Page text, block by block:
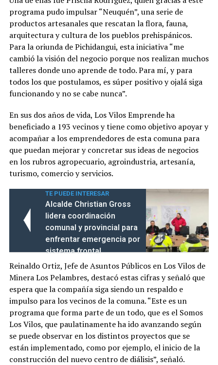
programa pudo impulsar “Neuquén”, una serie de
productos artesanales que rescatan la flora, fauna,
arquitectura y cultura de los pueblos prehispánicos.
Para la oriunda de Pichidangui, esta iniciativa “me
cambió la visión del negocio porque nos realizan muchos
talleres donde uno aprende de todo. Para mí, y para
todos los que postulamos, es súper positivo y ojalá siga
funcionando y no se cabe nunca”.
En sus dos años de vida, Los Vilos Emprende ha
beneficiado a 193 vecinos y tiene como objetivo apoyar y
acompañar a los emprendedores de esta comuna para
que puedan mejorar y concretar sus ideas de negocios
en los rubros agropecuario, agroindustria, artesanía,
turismo, comercio y servicios.
TE PUEDE INTERESAR
Alcalde Christian Gross
lidera coordinación
comunal y provincial para
enfrentar emergencia por
sistema frontal
Reinaldo Ortiz, Jefe de Asuntos Públicos en Los Vilos de
Minera Los Pelambres, destacó estas cifras y señaló que
espera que la compañía siga siendo un respaldo e
impulso para los vecinos de la comuna. “Este es un
programa que forma parte de un todo, que es el Somos
Los Vilos, que paulatinamente ha ido avanzando según
se puede observar en los distintos proyectos que se
están implementado, como por ejemplo, el inicio de la
construcción del nuevo centro de diálisis”, señaló.